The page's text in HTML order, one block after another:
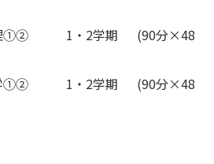
①② 1・2学期 (90分×48
①② 1・2学期 (90分×48